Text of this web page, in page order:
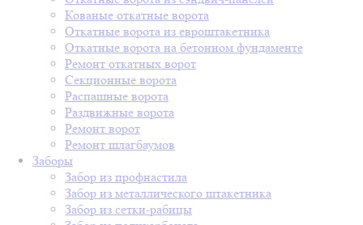
Кованые откатные ворота
Откатные ворота из евроштакетника
Откатные ворота на бетонном фундаменте
Ремонт откатных ворот
Секционные ворота
Распашные ворота
Раздвижные ворота
Ремонт ворот
Ремонт шлагбаумов
Заборы
Забор из профнастила
Забор из металлического штакетника
Забор из сетки-рабицы